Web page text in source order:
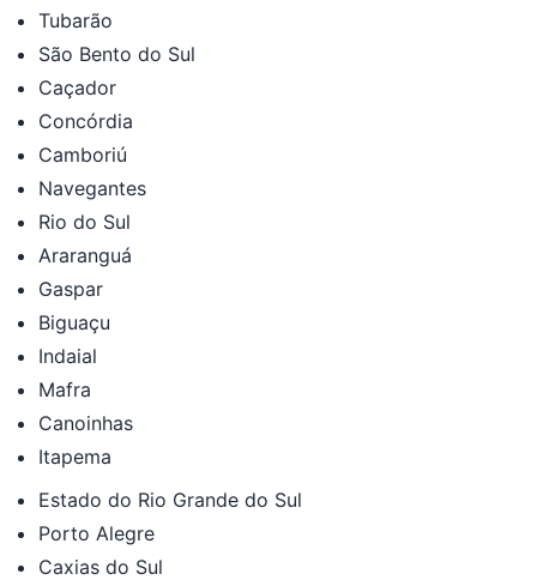
Tubarão
São Bento do Sul
Caçador
Concórdia
Camboriú
Navegantes
Rio do Sul
Araranguá
Gaspar
Biguaçu
Indaial
Mafra
Canoinhas
Itapema
Estado do Rio Grande do Sul
Porto Alegre
Caxias do Sul